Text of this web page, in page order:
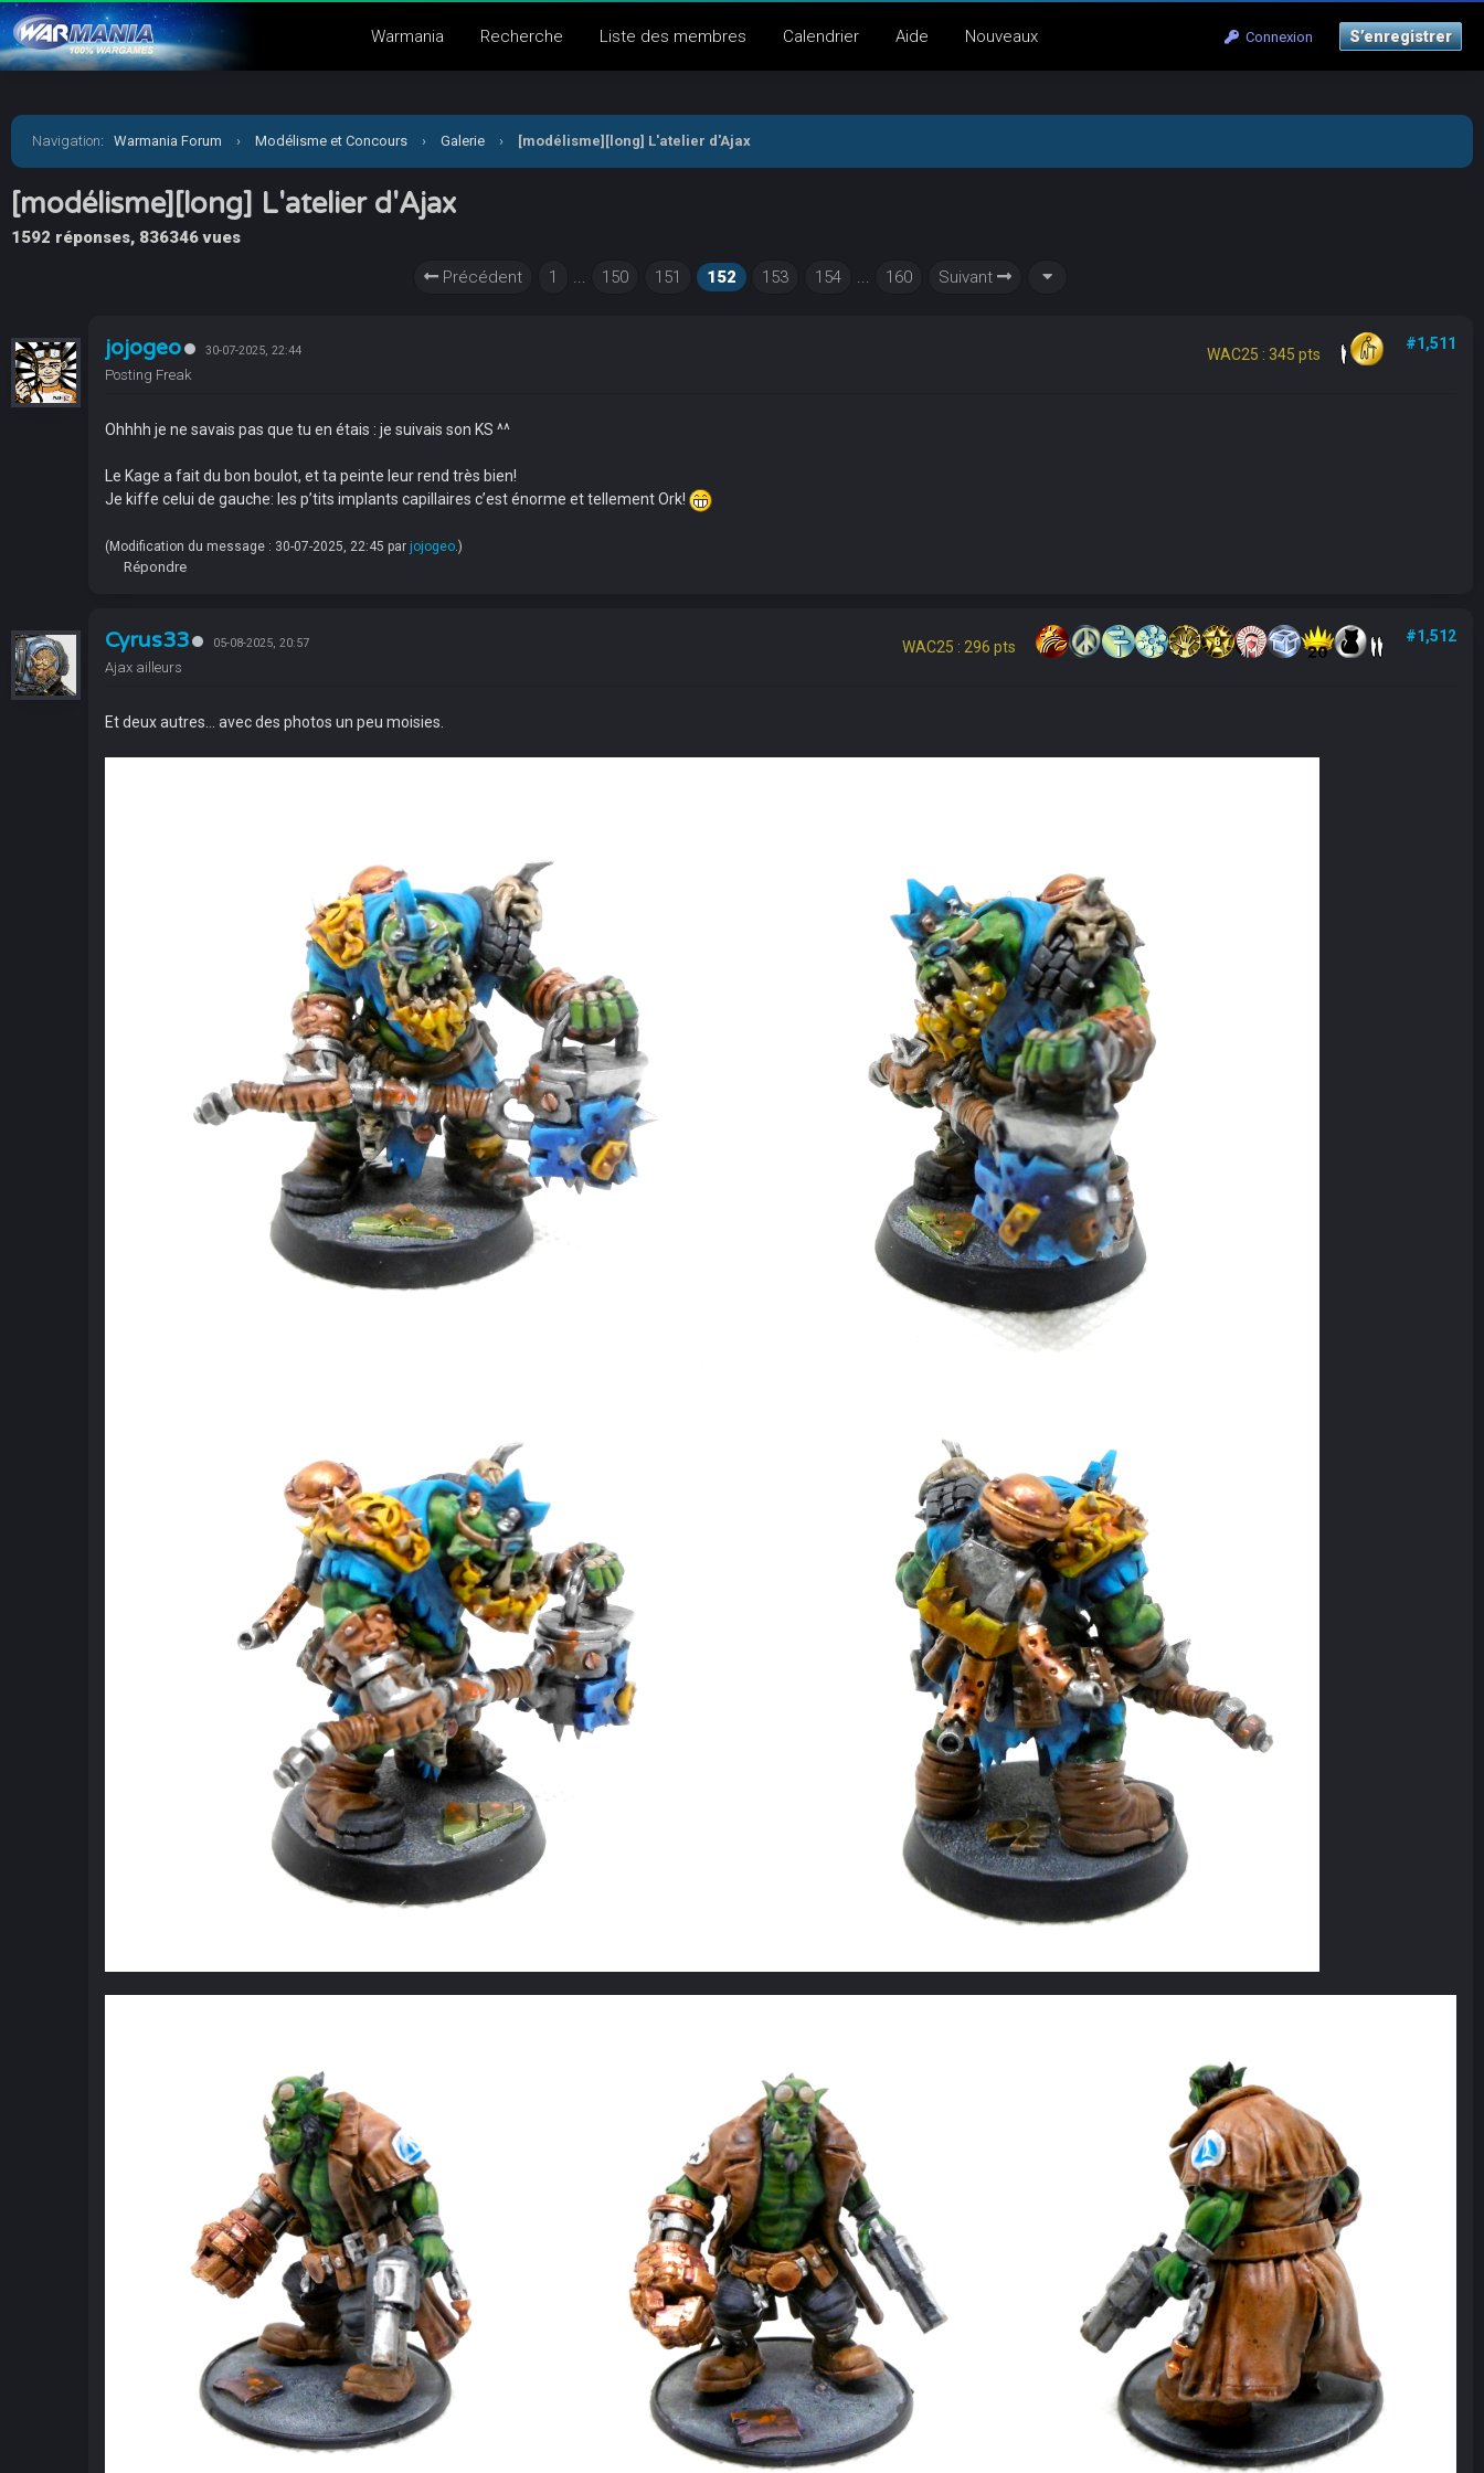
Connexion S’enregistrer
Warmania Recherche Liste des membres Calendrier Aide Nouveaux
Navigation: Warmania Forum › Modélisme et Concours › Galerie › [modélisme][long] L'atelier d'Ajax
[modélisme][long] L'atelier d'Ajax
1592 réponses, 836346 vues
Précédent
1 ... 150 151 152 153 154 ... 160 Suivant
jojogeo 30-07-2025, 22:44
Posting Freak
WAC25 : 345 pts
#1,511
Ohhhh je ne savais pas que tu en étais : je suivais son KS ^^
Le Kage a fait du bon boulot, et ta peinte leur rend très bien!
Je kiffe celui de gauche: les p’tits implants capillaires c’est énorme et tellement Ork!
(Modification du message : 30-07-2025, 22:45 par jojogeo .)
Répondre
Cyrus33 05-08-2025, 20:57
Ajax ailleurs
WAC25 : 296 pts
#1,512
Et deux autres... avec des photos un peu moisies.